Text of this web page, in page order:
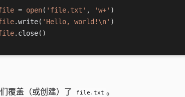
= open( 'file.txt' , 'w+' )
.write( 'Hello, world!\n' )
. close( )
覆盖（或创建）了 file.txt 。